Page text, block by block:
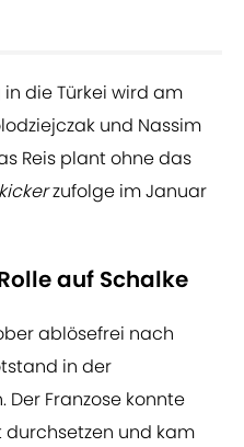
die Türkei wird am
und Nassim
Reis plant ohne das
kickerzufolge im Januar
auf Schalke
ablösefrei nach
in der
Der Franzose konnte
und kam